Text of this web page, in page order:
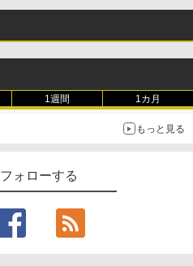
1週間 1カ月
もっと見る
ォローする